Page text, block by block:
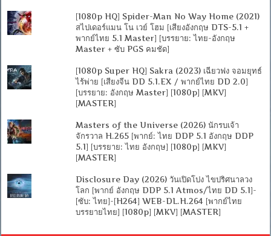
[1080p HQ] Spider-Man No Way Home (2021)
สไปเดอร์แมน โน เวย์ โฮม [เสียงอังกฤษ DTS-5.1 +
พากย์ไทย 5.1 Master] [บรรยาย: ไทย-อังกฤษ
Master + ซับ PGS คมชัด]
[1080p Super HQ] Sakra (2023) เฉียวฟง จอมยุทธ์
ไร้พ่าย [เสียงจีน DD 5.1.EX / พากย์ไทย DD 2.0]
[บรรยาย: อังกฤษ Master] [1080p] [MKV]
[MASTER]
Masters of the Universe (2026) นักรบเจ้า
จักรวาล H.265 [พากย์: ไทย DDP 5.1 อังกฤษ DDP
5.1] [บรรยาย: ไทย อังกฤษ] [1080p] [MKV]
[MASTER]
Disclosure Day (2026) วันเปิดโปง ไขปริศนาลวง
โลก [พากย์ อังกฤษ DDP 5.1 Atmos/ไทย DD 5.1]-
[ซับ: ไทย]-[H264] WEB-DL.H.264 [พากย์ไทย
บรรยายไทย] [1080p] [MKV] [MASTER]